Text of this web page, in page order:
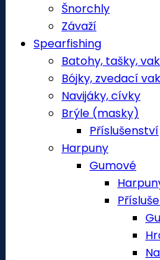
Šnorchly
Závaží
Spearfishing
Batohy, tašky,
Bójky, zvedací
Navijáky, cívky
Brýle (masky)
Příslušenství
Harpuny
Gumové